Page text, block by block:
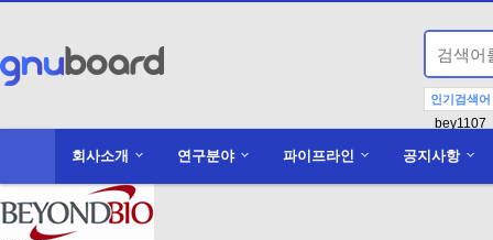
인기검색어
bey1107
회사소개 연구분야 파이프라인 공지사항